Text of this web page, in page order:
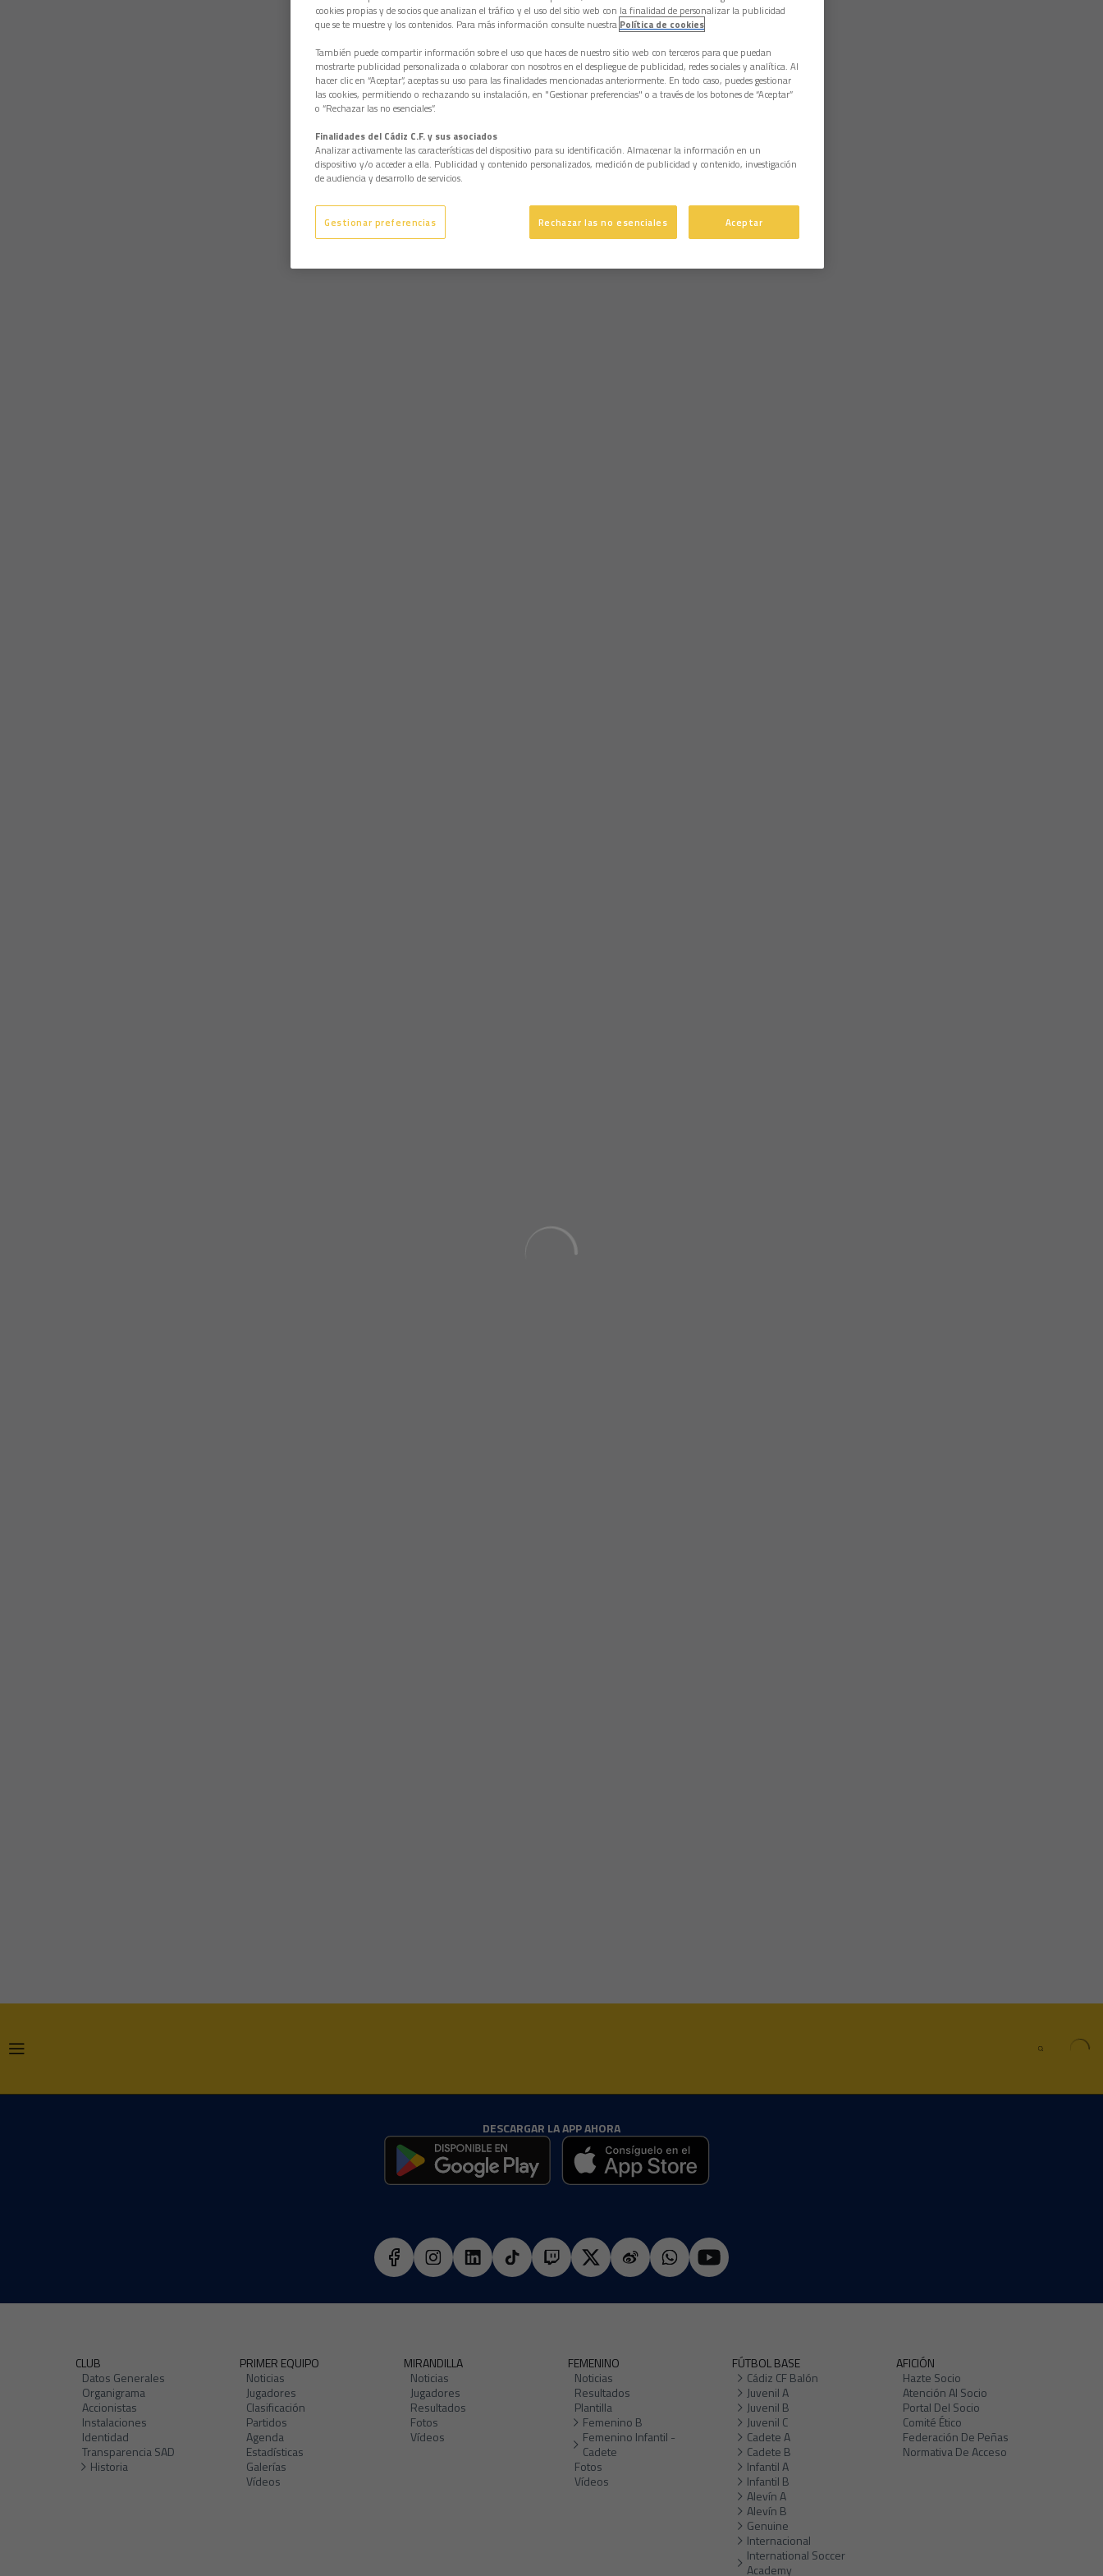
DESCARGAR LA APP AHORA
CLUB
Datos Generales
Organigrama
Accionistas
Instalaciones
Identidad
Transparencia SAD
Historia
PRIMER EQUIPO
Noticias
Jugadores
Clasificación
Partidos
Agenda
Estadísticas
Galerías
Vídeos
MIRANDILLA
Noticias
Jugadores
Resultados
Fotos
Vídeos
FEMENINO
Noticias
Resultados
Plantilla
Femenino B
Femenino Infantil -
Cadete
Fotos
Vídeos
FÚTBOL BASE
Cádiz CF Balón
Juvenil A
Juvenil B
Juvenil C
Cadete A
Cadete B
Infantil A
Infantil B
Alevín A
Alevín B
Genuine
Internacional
International Soccer
Academy
AFICIÓN
Hazte Socio
Atención Al Socio
Portal Del Socio
Comité Ético
Federación De Peñas
Normativa De Acceso
cookies propias y de socios que analizan el tráfico y el uso del sitio web con la finalidad de personalizar la publicidad
que se te muestre y los contenidos. Para más información consulte nuestra Política de cookies
También puede compartir información sobre el uso que haces de nuestro sitio web con terceros para que puedan
mostrarte publicidad personalizada o colaborar con nosotros en el despliegue de publicidad, redes sociales y analítica. Al
hacer clic en “Aceptar”, aceptas su uso para las finalidades mencionadas anteriormente. En todo caso, puedes gestionar
las cookies, permitiendo o rechazando su instalación, en "Gestionar preferencias" o a través de los botones de “Aceptar”
o “Rechazar las no esenciales”.
Finalidades del Cádiz C.F. y sus asociados
Analizar activamente las características del dispositivo para su identificación. Almacenar la información en un
dispositivo y/o acceder a ella. Publicidad y contenido personalizados, medición de publicidad y contenido, investigación
de audiencia y desarrollo de servicios.
Gestionar preferencias Rechazar las no esenciales Aceptar